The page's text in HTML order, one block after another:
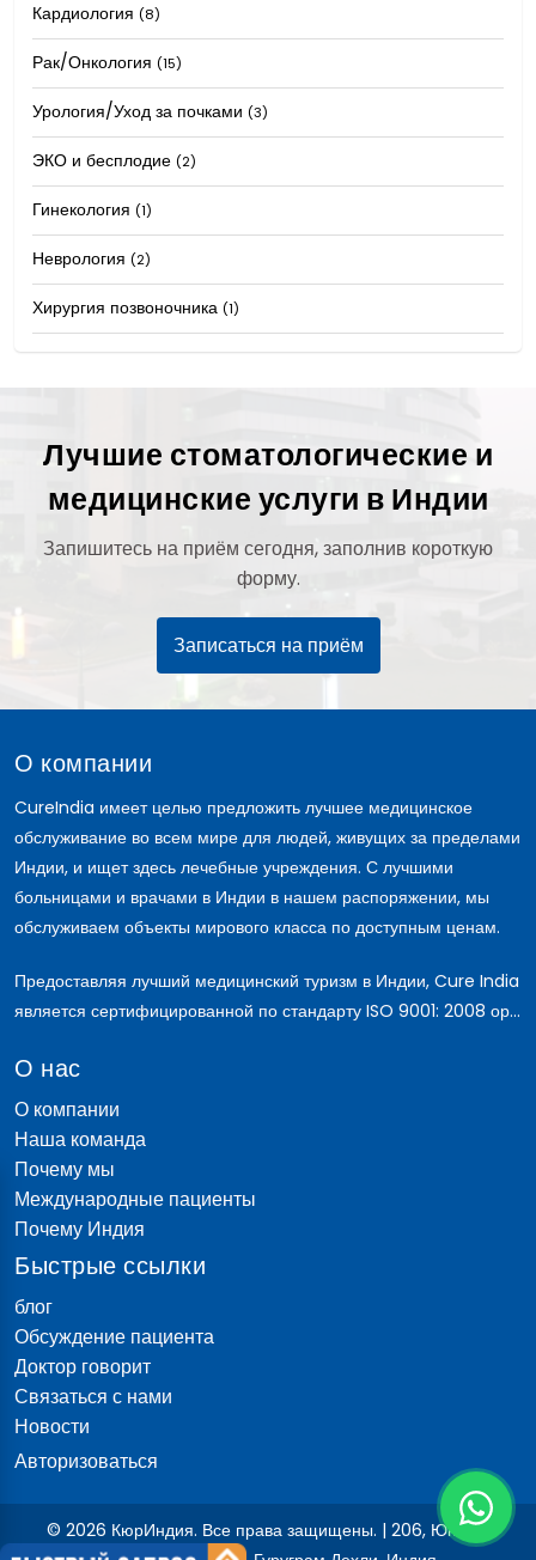
Кардиология (8)
Рак/Онкология (15)
Урология/Уход за почками (3)
ЭКО и бесплодие (2)
Гинекология (1)
Неврология (2)
Хирургия позвоночника (1)
Лучшие стоматологические и
медицинские услуги в Индии
Запишитесь на приём сегодня, заполнив короткую
форму.
Записаться на приём
О компании
CureIndia имеет целью предложить лучшее медицинское
обслуживание во всем мире для людей, живущих за пределами
Индии, и ищет здесь лечебные учреждения. С лучшими
больницами и врачами в Индии в нашем распоряжении, мы
обслуживаем объекты мирового класса по доступным ценам.
Предоставляя лучший медицинский туризм в Индии, Cure India
является сертифицированной по стандарту ISO 9001: 2008 ор...
О нас
О компании
Наша команда
Почему мы
Международные пациенты
Почему Индия
Быстрые ссылки
блог
Обсуждение пациента
Доктор говорит
Связаться с нами
Новости
Авторизоваться
© 2026 КюрИндия. Все права защищены. | 206, Юнитек